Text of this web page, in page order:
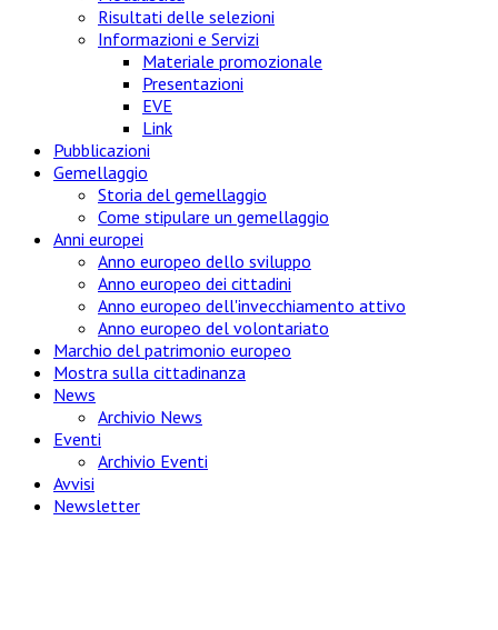
Risultati delle selezioni
Informazioni e Servizi
Materiale promozionale
Presentazioni
EVE
Link
Pubblicazioni
Gemellaggio
Storia del gemellaggio
Come stipulare un gemellaggio
Anni europei
Anno europeo dello sviluppo
Anno europeo dei cittadini
Anno europeo dell'invecchiamento attivo
Anno europeo del volontariato
Marchio del patrimonio europeo
Mostra sulla cittadinanza
News
Archivio News
Eventi
Archivio Eventi
Avvisi
Newsletter